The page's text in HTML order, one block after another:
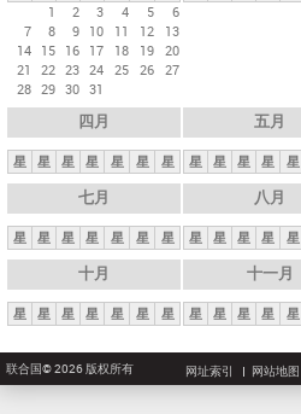
1
2 3 4 5
6
7
8 9 10 11 12
13
14 15 16 17 18 19 20
21
22 23 24 25 26 27
28 29 30 31
四月
星 星 星 星 星 星 星
五月
星 星 星 星 星
七月
星 星 星 星 星 星 星
八月
星 星 星 星 星
十月
星 星 星 星 星 星 星
十一月
星 星 星 星 星
联合国© 2026 版权所有 网址索引 网站地图